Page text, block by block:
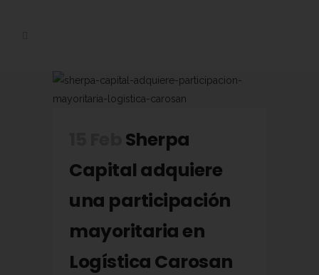
Sherpa
Capital adquiere
una participación
mayoritaria en
Logística Carosan